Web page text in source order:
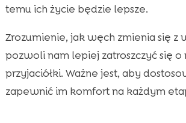
temu ich życie będzie lepsze.
Zrozumienie, jak węch zmienia się z
pozwoli nam lepiej zatroszczyć się o
przyjaciółki. Ważne jest, aby
zapewnić im komfort na każdym